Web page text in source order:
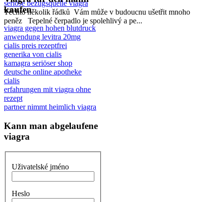
seriöse bezugsquelle viagra
Těchto několik řádků Vám může v budoucnu ušetřit mnoho
peněz Tepelné čerpadlo je spolehlivý a pe...
kaufen
viagra gegen hohen blutdruck
anwendung levitra 20mg
cialis preis rezeptfrei
generika von cialis
kamagra seriöser shop
deutsche online apotheke
cialis
erfahrungen mit viagra ohne
rezept
partner nimmt heimlich viagra
Kann man abgelaufene
viagra
Uživatelské jméno
Heslo